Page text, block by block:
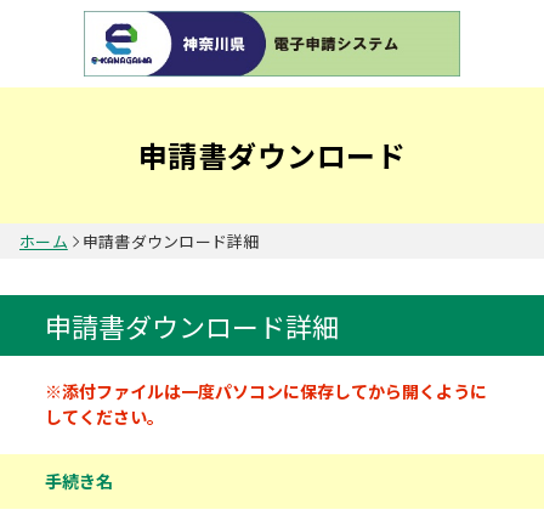
申請書ダウンロード
ホーム 申請書ダウンロード詳細
申請書ダウンロード詳細
申請書情報※添付ファイルは一度パソコンに保存してから開くように
してください。
手続き名